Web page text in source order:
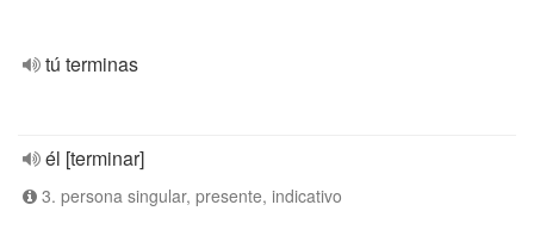
tú terminas
él [terminar]
3. persona singular, presente, indicativo